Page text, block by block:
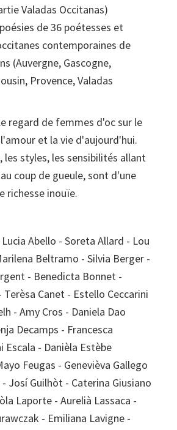
Valadas Occitanas)
de 36 poétesses et
contemporaines de
(Auvergne, Gascogne,
Provence, Valadas
regard de femmes d'oc sur le
et la vie d'aujourd'hui.
les styles, les sensibilités allant
coup de gueule, sont d'une
richesse inouïe.
Abello - Soreta Allard - Lou
Beltramo - Silvia Berger -
- Benedicta Bonnet -
Terèsa Canet - Estello Ceccarini
- Amy Cros - Daniela Dao
Decamps - Francesca
Escala - Danièla Estèbe
Feugas - Genevièva Gallego
Josí Guilhòt - Caterina Giusiano
Laporte - Aurelià Lassaca -
- Emiliana Lavigne -